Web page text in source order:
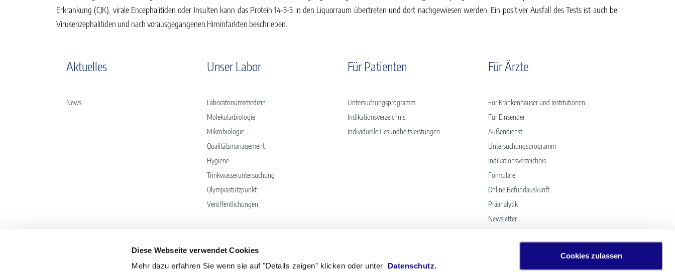
Diese Webseite verwendet Cookies
Mehr dazu erfahren Sie wenn sie auf "Details zeigen" klicken oder unter Datenschutz.
Cookies zulassen
Erkrankung (CJK), virale Encephalitiden oder Insulten kann das Protein 14-3-3 in den Liquorraum übertreten und dort nachgewiesen werden. Ein positiver Ausfall des Tests ist auch bei
Virusenzephalitiden und nach vorausgegangenen Hirninfarkten beschrieben.
Aktuelles
News
Unser Labor
Laboratoriumsmedizin
Molekularbiologie
Mikrobiologie
Qualitätsmanagement
Hygiene
Trinkwasseruntersuchung
Olympiastützpunkt
Veröffentlichungen
Für Patienten
Untersuchungsprogramm
Indikationsverzeichnis
Individuelle Gesundheitsleistungen
Für Ärzte
Für Krankenhäuser und Institutionen
Für Einsender
Außendienst
Untersuchungsprogramm
Indikationsverzeichnis
Formulare
Online Befundauskunft
Präanalytik
Newsletter